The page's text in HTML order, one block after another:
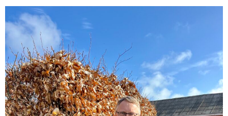
Allow selection
Deny